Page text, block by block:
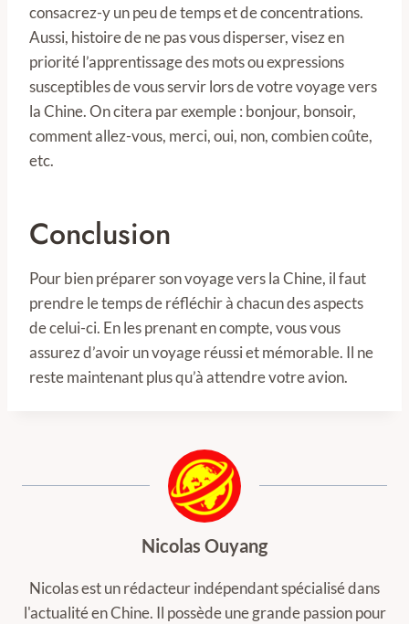
consacrez-y un peu de temps et de concentrations.
Aussi, histoire de ne pas vous disperser, visez en
priorité l’apprentissage des mots ou expressions
susceptibles de vous servir lors de votre voyage vers
la Chine. On citera par exemple : bonjour, bonsoir,
comment allez-vous, merci, oui, non, combien coûte,
etc.
Conclusion
Pour bien préparer son voyage vers la Chine, il faut
prendre le temps de réfléchir à chacun des aspects
de celui-ci. En les prenant en compte, vous vous
assurez d’avoir un voyage réussi et mémorable. Il ne
reste maintenant plus qu’à attendre votre avion.
Nicolas Ouyang
Nicolas est un rédacteur indépendant spécialisé dans
l'actualité en Chine. Il possède une grande passion pour